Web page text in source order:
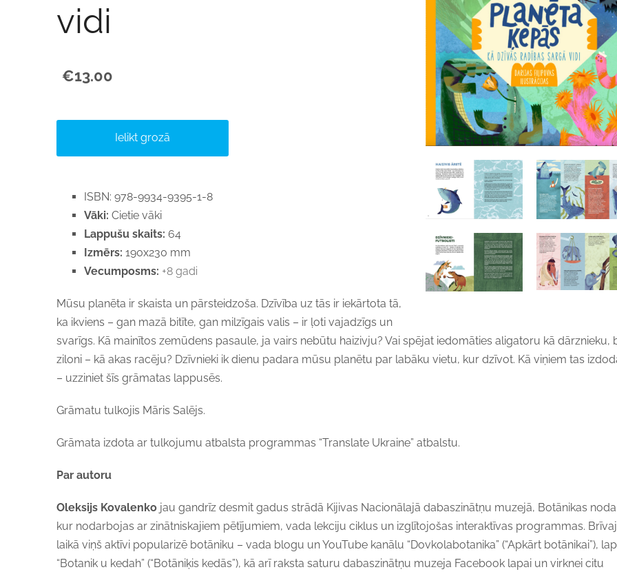
vidi
€13.00
Ielikt grozā
ISBN: 978-9934-9395-1-8
Vāki: Cietie vāki
Lappušu skaits: 64
Izmērs: 190x230 mm
Vecumposms: +8 gadi
Mūsu planēta ir skaista un pārsteidzoša. Dzīvība uz tās ir iekārtota tā,
ka ikviens – gan mazā bitīte, gan milzīgais valis – ir ļoti vajadzīgs un
svarīgs. Kā mainītos zemūdens pasaule, ja vairs nebūtu haizivju? Vai spējat iedomāties aligatoru kā dārznieku,
ziloni – kā akas racēju? Dzīvnieki ik dienu padara mūsu planētu par labāku vietu, kur dzīvot. Kā viņiem tas
– uzziniet šīs grāmatas lappusēs.
Grāmatu tulkojis Māris Salējs.
Grāmata izdota ar tulkojumu atbalsta programmas “Translate Ukraine” atbalstu.
Par autoru
Oleksijs Kovalenko jau gandrīz desmit gadus strādā Kijivas Nacionālajā dabaszinātņu muzejā, Botānikas
kur nodarbojas ar zinātniskajiem pētījumiem, vada lekciju ciklus un izglītojošas interaktīvas programmas.
laikā viņš aktīvi popularizē botāniku – vada blogu un YouTube kanālu “Dovkolabotanika” (“Apkārt botānikai”),
“Botanik u kedah” (“Botāniķis kedās”), kā arī raksta saturu dabaszinātņu muzeja Facebook lapai un virknei citu